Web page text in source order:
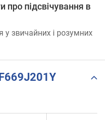
про підсвічування в
у звичайних і розумних